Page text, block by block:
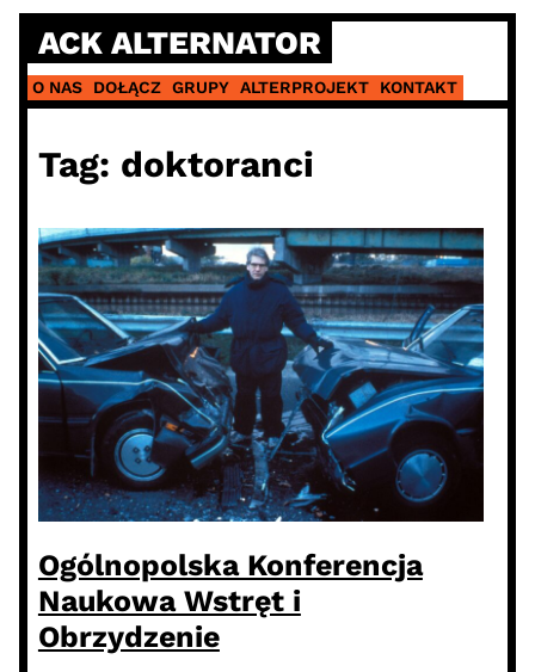
Skip
content
ACK ALTERNATOR
O NAS DOŁĄCZ GRUPY ALTERPROJEKT KONTAKT
Tag: doktoranci
Ogólnopolska Konferencja
Naukowa Wstręt i
Obrzydzenie